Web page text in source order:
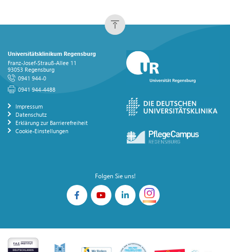
Universitätsklinikum Regensburg
Franz-Josef-Strauß-Allee 11
93053 Regensburg
0941 944-0
0941 944-4488
Impressum
Datenschutz
Erklärung zur Barrierefreiheit
Cookie-Einstellungen
Folgen Sie uns!